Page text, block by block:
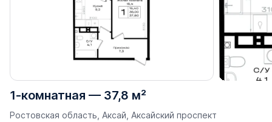
1-комнатная — 37,8 м²
Ростовская область, Аксай, Аксайский проспект